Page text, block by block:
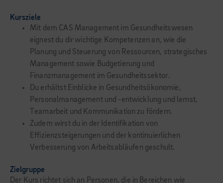
Kursziele
Mit dem CAS Management im Gesundheitswesen
eignest du dir wichtige Kompetenzen an, wie die
Planung und Steuerung von Ressourcen, strategisches
Management sowie Budgetierung und
Finanzmanagement im Gesundheitssektor.
Du erhältst Einblicke in Gesundheitsökonomie,
Personalmanagement und -entwicklung und lernst,
Teamarbeit und Kommunikation zu fördern.
Zudem wirst du in der Identifikation von
Effizienzsteigerungen und der kontinuierlichen
Verbesserung von Arbeitsabläufen geschult.
Zielgruppe
Der Kurs richtet sich an Personen, die in Bereichen wie